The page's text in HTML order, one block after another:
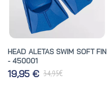
HEAD ALETAS SWIM SOFT FIN
- 450001
19,95 € 34,95€